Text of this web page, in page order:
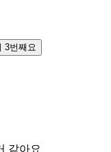
3번째요
같아요